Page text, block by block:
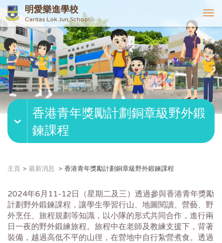
明愛樂進學校
Caritas Lok Jun School
T
o
g
g
l
e
n
v
香港青年獎勵計劃銅章級野外鍛
鍊課程
主頁 最新消息 香港青年獎勵計劃銅章級野外鍛鍊課程
2024年6月11-12日（星期二及三）透過參與香港青年獎勵
計劃野外鍛鍊課程，讓學生學習行山、地圖閱讀、營藝、野
外烹任、旅程規劃等知識，以小隊的形式共同合作，進行兩
日一夜的野外鍛練旅程。旅程中在老師及教練支援下，背著
裝備，越過高低不平的山徑，在營地中自行紮營煮食。透過